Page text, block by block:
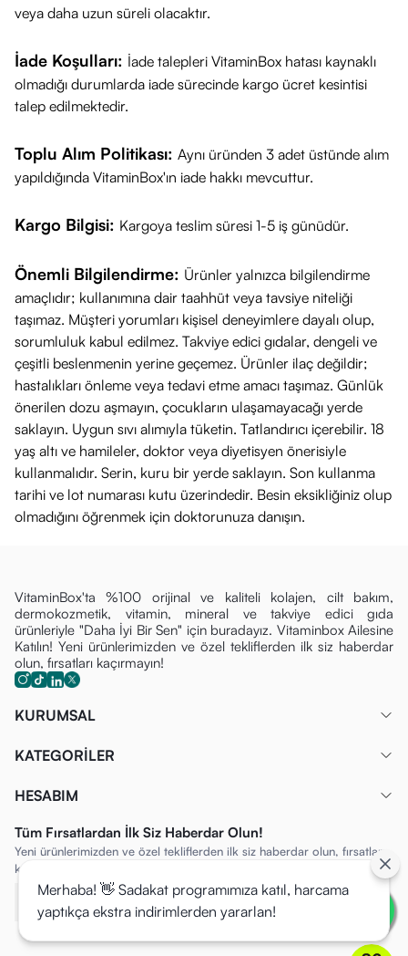
veya daha uzun süreli olacaktır.
İade Koşulları: İade talepleri VitaminBox hatası kaynaklı
olmadığı durumlarda iade sürecinde kargo ücret kesintisi
talep edilmektedir.
Toplu Alım Politikası: Aynı üründen 3 adet üstünde alım
yapıldığında VitaminBox'ın iade hakkı mevcuttur.
Kargo Bilgisi: Kargoya teslim süresi 1-5 iş günüdür.
Önemli Bilgilendirme: Ürünler yalnızca bilgilendirme
amaçlıdır; kullanımına dair taahhüt veya tavsiye niteliği
taşımaz. Müşteri yorumları kişisel deneyimlere dayalı olup,
sorumluluk kabul edilmez. Takviye edici gıdalar, dengeli ve
çeşitli beslenmenin yerine geçemez. Ürünler ilaç değildir;
hastalıkları önleme veya tedavi etme amacı taşımaz. Günlük
önerilen dozu aşmayın, çocukların ulaşamayacağı yerde
saklayın. Uygun sıvı alımıyla tüketin. Tatlandırıcı içerebilir. 18
yaş altı ve hamileler, doktor veya diyetisyen önerisiyle
kullanmalıdır. Serin, kuru bir yerde saklayın. Son kullanma
tarihi ve lot numarası kutu üzerindedir. Besin eksikliğiniz olup
olmadığını öğrenmek için doktorunuza danışın.
VitaminBox'ta %100 orijinal ve kaliteli kolajen, cilt bakım,
dermokozmetik, vitamin, mineral ve takviye edici gıda
ürünleriyle "Daha İyi Bir Sen" için buradayız. Vitaminbox Ailesine
Katılın! Yeni ürünlerimizden ve özel tekliflerden ilk siz haberdar
olun, fırsatları kaçırmayın!
KURUMSAL
KATEGORİLER
HESABIM
Tüm Fırsatlardan İlk Siz Haberdar Olun!
Yeni ürünlerimizden ve özel tekliflerden ilk siz haberdar olun, fırsatları
kaçırmayın!
Merhaba! 👋 Sadakat programımıza katıl, harcama
yaptıkça ekstra indirimlerden yararlan!